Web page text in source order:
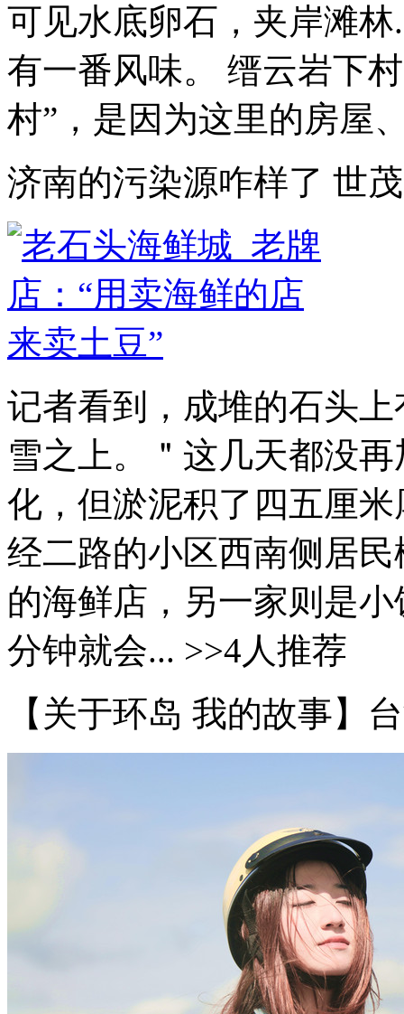
可见水底卵石，夹岸滩
有一番风味。 缙云岩下
村”，是因为这里的房屋
济南的污染源咋样了 世
记者看到，成堆的石头
雪之上。＂这几天都没
化，但淤泥积了四五厘
经二路的小区西南侧居
的海鲜店，另一家则是
分钟就会... >>4人推荐
【关于环岛 我的故事】